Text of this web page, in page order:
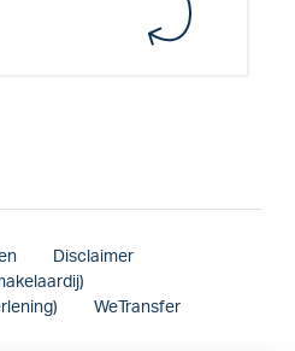
Disclaimer
WeTransfer